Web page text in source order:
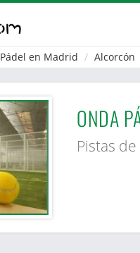
Pádel en Madrid Alcorcón
ONDA
Pistas